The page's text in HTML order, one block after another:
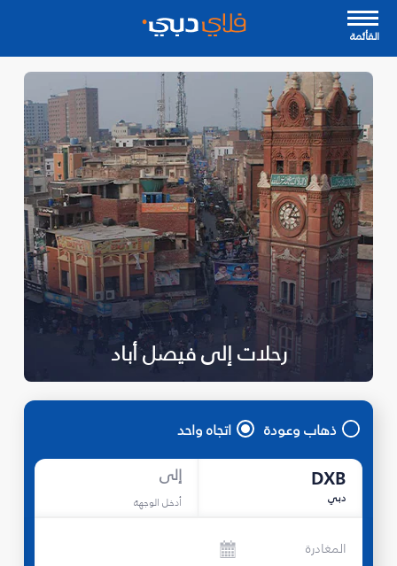
القأئمة
رحلات إلى فيصل أباد
ذهاب وعودة اتجاه واحد
DXB
دبي
إلى
أدخل الوجهة
المغادرة